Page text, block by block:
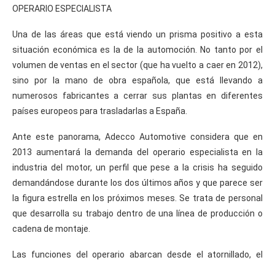
OPERARIO ESPECIALISTA
Una de las áreas que está viendo un prisma positivo a esta
situación económica es la de la automoción. No tanto por el
volumen de ventas en el sector (que ha vuelto a caer en 2012),
sino por la mano de obra española, que está llevando a
numerosos fabricantes a cerrar sus plantas en diferentes
países europeos para trasladarlas a España.
Ante este panorama, Adecco Automotive considera que en
2013 aumentará la demanda del operario especialista en la
industria del motor, un perfil que pese a la crisis ha seguido
demandándose durante los dos últimos años y que parece ser
la figura estrella en los próximos meses. Se trata de personal
que desarrolla su trabajo dentro de una línea de producción o
cadena de montaje.
Las funciones del operario abarcan desde el atornillado, el